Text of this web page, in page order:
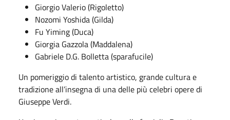
Giorgio Valerio (Rigoletto)
Nozomi Yoshida (Gilda)
Fu Yiming (Duca)
Giorgia Gazzola (Maddalena)
Gabriele D.G. Bolletta (sparafucile)
Un pomeriggio di talento artistico, grande cultura e
tradizione all’insegna di una delle più celebri opere di
Giuseppe Verdi.